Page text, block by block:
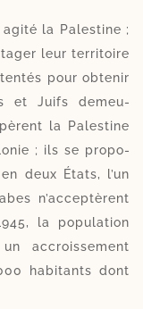
la Palestine ;
leur ter­ri­toire
pour obte­nir
et Juifs demeu­
la Pales­tine
; ils se pro­po­
deux États, l’un
n’acceptèrent
la popu­la­tion
accrois­se­ment
habi­tants dont